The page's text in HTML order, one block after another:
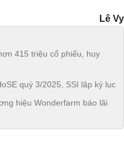
Lê Vy
415 triệu cổ phiếu, huy
quý 3/2025, SSI lập kỷ lục
hiệu Wonderfarm báo lãi